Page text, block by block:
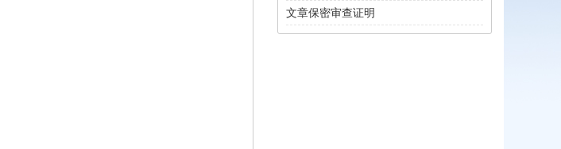
文章保密审查证明